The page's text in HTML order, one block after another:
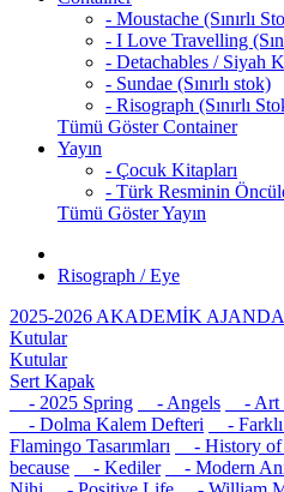
- Moustache (Sınırlı
- I Love Travelling
- Detachables / Siyah
- Sundae (Sınırlı stok)
- Risograph (Sınırlı
Tümü Göster Container
Yayın
- Çocuk Kitapları
- Türk Resminin
Tümü Göster Yayın
Risograph / Eye
2025-2026 AKADEMİK AJANDA
Kutular
Kutular
Sert Kapak
- 2025 Spring
- Angels - Art
- Dolma Kalem Defteri
- Farklı
Flamingo Tasarımları
- History of
because
- Kediler - Modern